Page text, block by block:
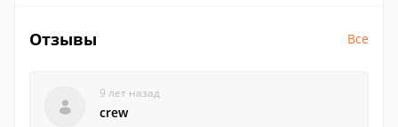
Отзывы Все
9 лет назад
crew